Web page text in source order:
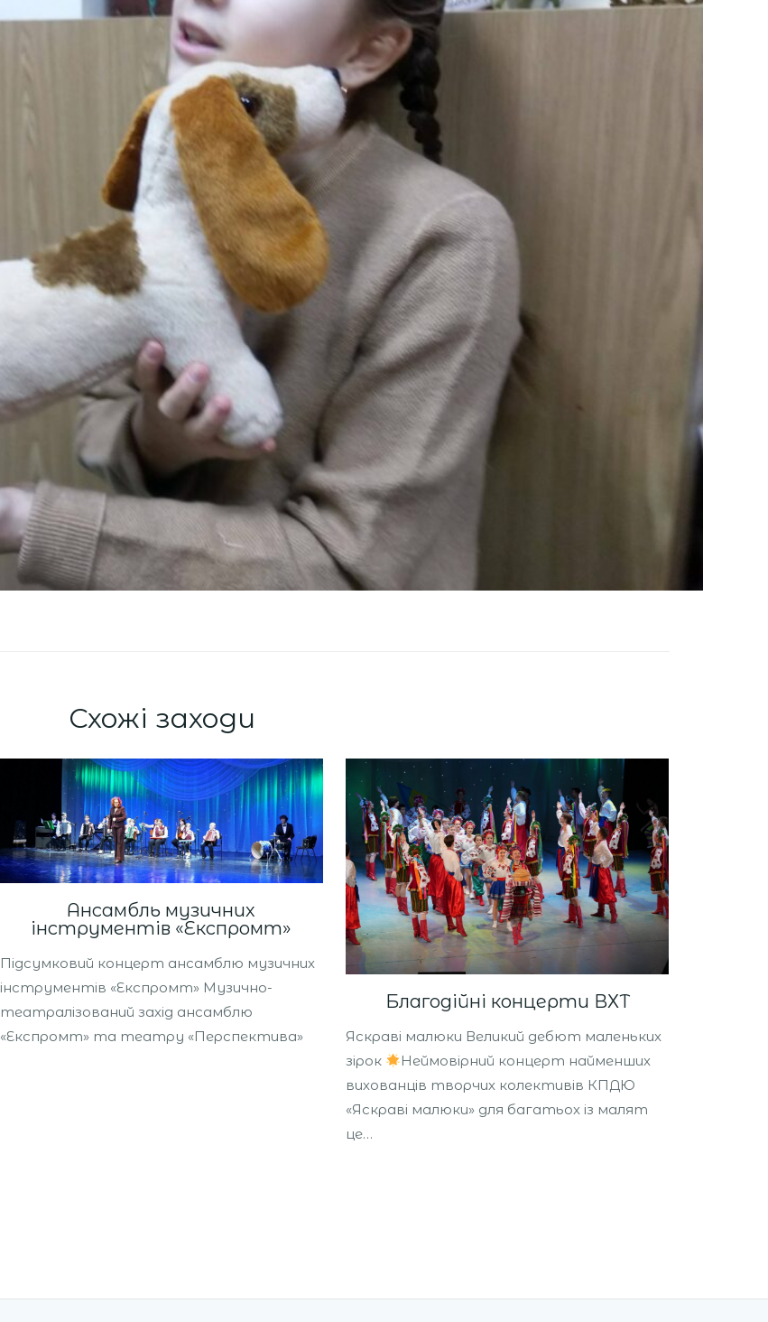
Схожі заходи
Ансамбль музичних
інструментів «Експромт»
Підсумковий концерт ансамблю музичних
інструментів «Експромт» Музично-
театралізований захід ансамблю
«Експромт» та театру «Перспектива»
Благодійні концерти ВХТ
Яскраві малюки Великий дебют маленьких
зірок
Неймовірний концерт найменших
вихованців творчих колективів КПДЮ
«Яскраві малюки» для багатьох із малят
це…